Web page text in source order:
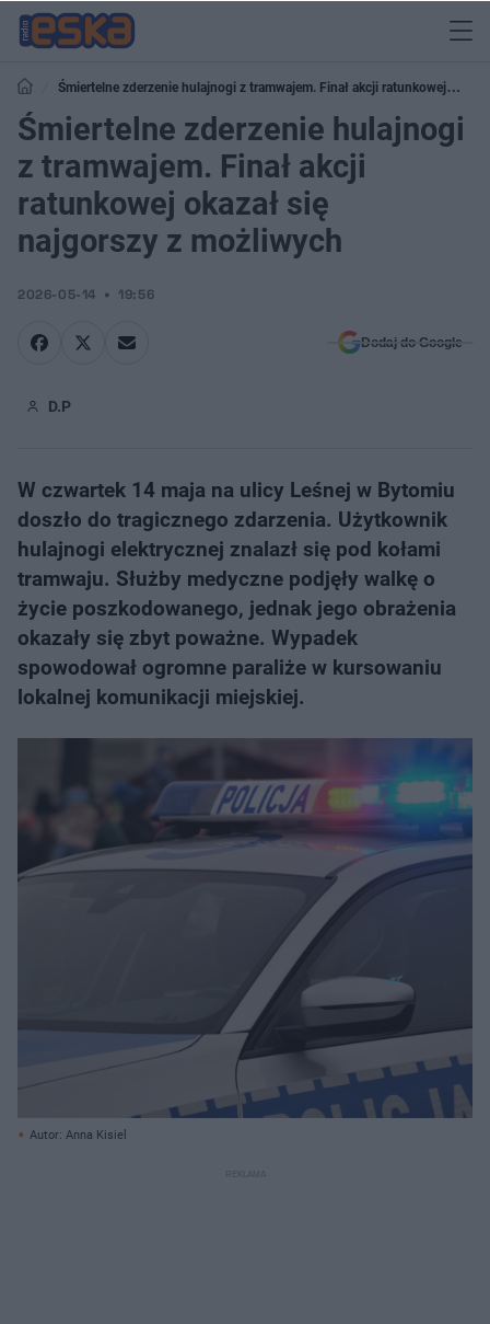
Śmiertelne zderzenie hulajnogi z tramwajem. Finał akcji ratunkowej
okazał się najgorszy z możliwych
Śmiertelne zderzenie hulajnogi
z tramwajem. Finał akcji
ratunkowej okazał się
najgorszy z możliwych
2026-05-14 19:56
Dodaj do Google
D.P
W czwartek 14 maja na ulicy Leśnej w Bytomiu
doszło do tragicznego zdarzenia. Użytkownik
hulajnogi elektrycznej znalazł się pod kołami
tramwaju. Służby medyczne podjęły walkę o
życie poszkodowanego, jednak jego obrażenia
okazały się zbyt poważne. Wypadek
spowodował ogromne paraliże w kursowaniu
lokalnej komunikacji miejskiej.
Autor: Anna Kisiel